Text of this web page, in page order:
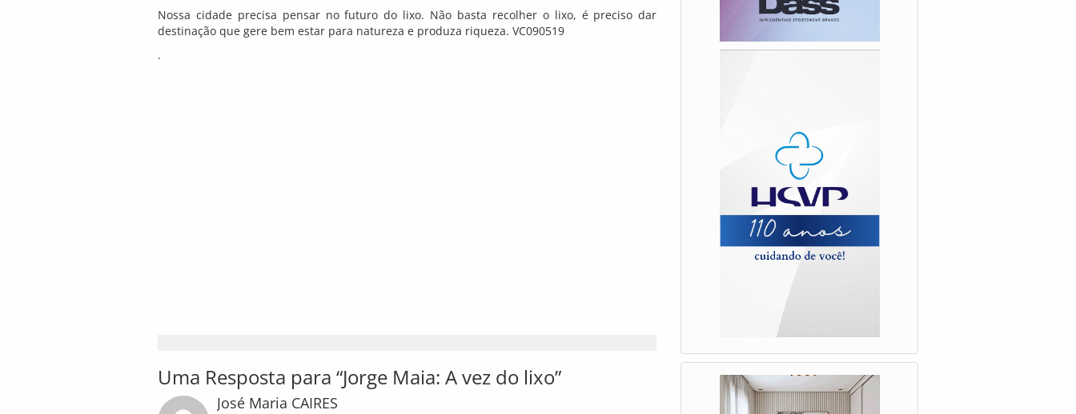
Nossa cidade precisa pensar no futuro do lixo. Não basta recolher o lixo, é preciso dar
destinação que gere bem estar para natureza e produza riqueza. VC090519
.
Uma Resposta para “Jorge Maia: A vez do lixo”
José Maria CAIRES